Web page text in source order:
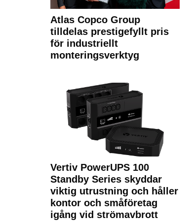
Atlas Copco Group
tilldelas prestigefyllt pris
för industriellt
monteringsverktyg
Vertiv PowerUPS 100
Standby Series skyddar
viktig utrustning och håller
kontor och småföretag
igång vid strömavbrott